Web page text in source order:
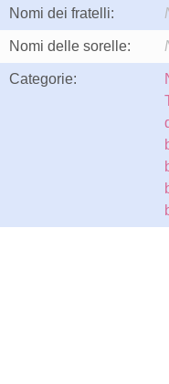
Nomi dei fratelli:
Nomi delle sorelle:
Categorie: